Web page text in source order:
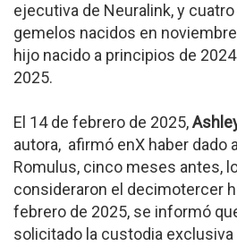
ejecutiva de Neuralink, y
gemelos nacidos en
hijo nacido a principios de
2025.
El 14 de febrero de 2025,
autora, afirmó enX haber dado
Romulus, cinco meses antes,
consideraron el decimotercer
febrero de 2025, se informó
solicitado la custodia